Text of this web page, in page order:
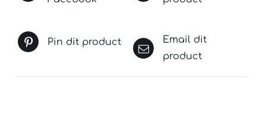
Pin dit product
Email dit
product